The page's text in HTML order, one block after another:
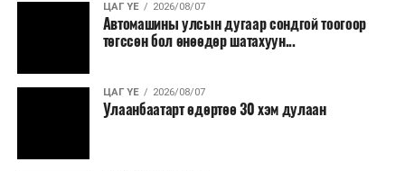
ЦАГ ҮЕ 2026/08/07
Автомашины улсын дугаар сондгой тоогоор
төгссөн бол өнөөдөр шатахуун...
ЦАГ ҮЕ 2026/08/07
Улаанбаатарт өдөртөө 30 хэм дулаан